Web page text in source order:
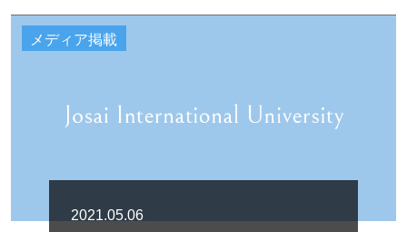
メディア掲載
2021.05.06